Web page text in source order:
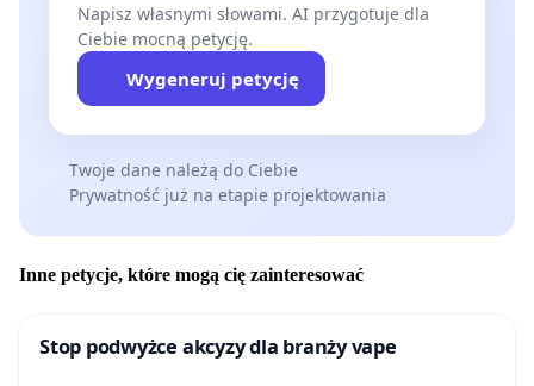
Napisz własnymi słowami. AI przygotuje dla
Ciebie mocną petycję.
Wygeneruj petycję
Twoje dane należą do Ciebie
Prywatność już na etapie projektowania
Inne petycje, które mogą cię zainteresować
Stop podwyżce akcyzy dla branży vape